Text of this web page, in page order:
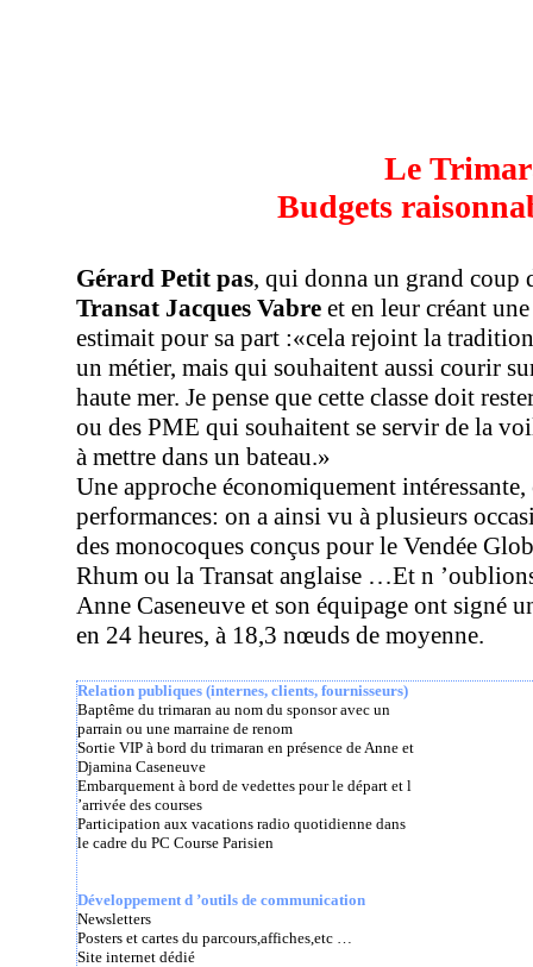
Le
Budgets
Gérard Petit pas, qui donna un grand coup
Transat Jacques Vabre et en leur créant
estimait pour sa part :«cela rejoint la
un métier, mais qui souhaitent aussi courir
haute mer. Je pense que cette classe doit
ou des PME qui souhaitent se servir de la
à mettre dans un bateau.»
Une approche économiquement
performances: on a ainsi vu à plusieurs
des monocoques conçus pour le Vendée
Rhum ou la Transat anglaise …Et n
Anne Caseneuve et son équipage ont signé
en 24 heures, à 18,3 nœuds de moyenne.
Relation publiques (internes, clients, fournisseurs)
Baptême du trimaran au nom du sponsor avec un
parrain ou une marraine de renom
Sortie VIP à bord du trimaran en présence de Anne et
Djamina Caseneuve
Embarquement à bord de vedettes pour le départ et l
’arrivée des courses
Participation aux vacations radio quotidienne dans
le cadre du PC Course Parisien
Développement d ’outils de communication
Newsletters
Posters et cartes du parcours,affiches,etc …
Site internet dédié